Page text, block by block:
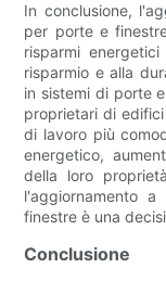
In conclusione,
per porte e
risparmi
risparmio e alla
in sistemi di porte
proprietari di
di lavoro più
energetico,
della loro
l'aggiornamento
finestre è una
Conclusione